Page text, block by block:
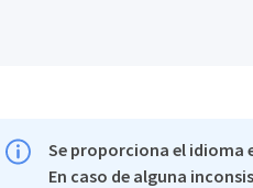
Se proporciona el
En caso de alguna